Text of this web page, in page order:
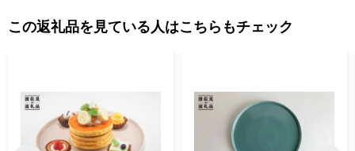
この返礼品を見ている人はこちらもチェック